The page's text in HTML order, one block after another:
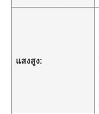
แสงสูง: